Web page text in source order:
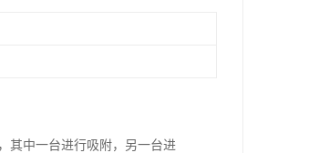
其中一台进行吸附，另一台进